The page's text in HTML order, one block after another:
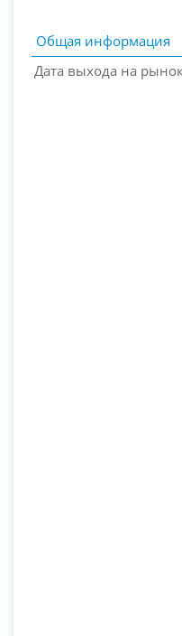
Общая информация
Дата выхода на